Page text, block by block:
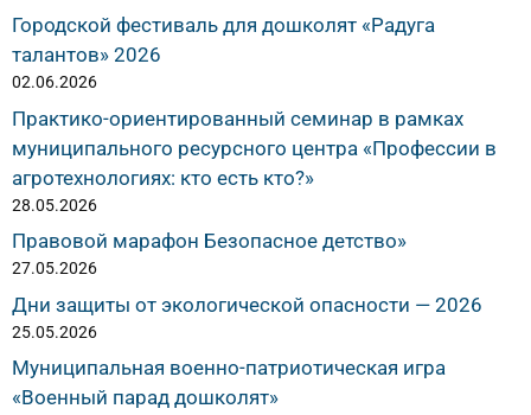
Городской фестиваль для дошколят «Радуга
талантов» 2026
02.06.2026
Практико-ориентированный семинар в рамках
муниципального ресурсного центра «Профессии в
агротехнологиях: кто есть кто?»
28.05.2026
Правовой марафон Безопасное детство»
27.05.2026
Дни защиты от экологической опасности — 2026
25.05.2026
Муниципальная военно-патриотическая игра
«Военный парад дошколят»